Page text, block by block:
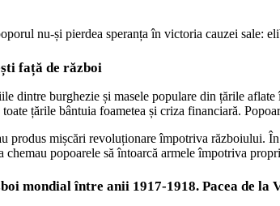
nu-și pierdea speranța în victoria cauzei sale:
față de război
dintre burghezie și masele populare din țările aflate
țările bântuia foametea și criza financiară.
produs mișcări revoluționare împotriva războiului.
popoarele să întoarcă armele împotriva
mondial între anii 1917-1918. Pacea de la